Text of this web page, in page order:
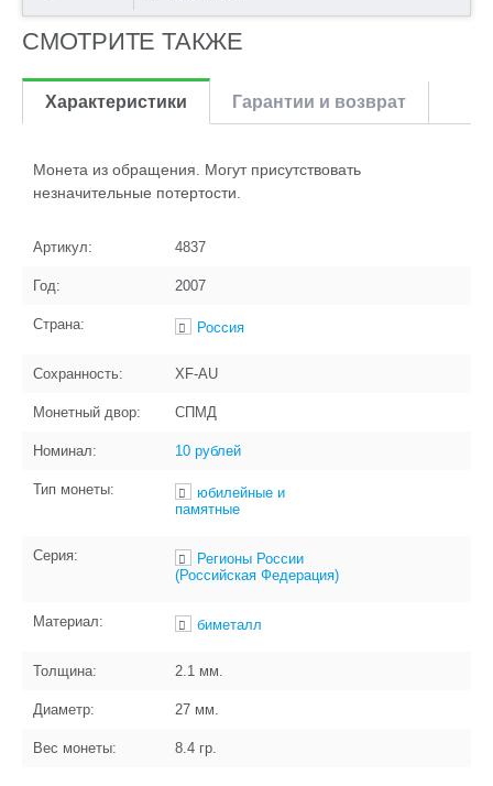
СМОТРИТЕ ТАКЖЕ
Характеристики Гарантии и возврат
Монета из обращения. Могут присутствовать
незначительные потертости.
Артикул: 4837
Год: 2007
Страна: Россия
Сохранность: XF-AU
Монетный двор: СПМД
Номинал: 10 рублей
Тип монеты:
юбилейные и
памятные
Серия:
Регионы России
(Российская Федерация)
Материал: биметалл
Толщина: 2.1 мм.
Диаметр: 27 мм.
Вес монеты: 8.4 гр.